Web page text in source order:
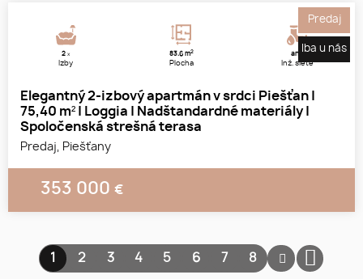
2x
Izby
83.6 m2
Plocha
áno
Inž. siete
Elegantný 2-izbový apartmán v srdci Piešťan |
75,40 m² | Loggia | Nadštandardné materiály |
Spoločenská strešná terasa
Predaj, Piešťany
353 000 €
Predaj
Iba u nás
1 2 3 4 5 6 7 8